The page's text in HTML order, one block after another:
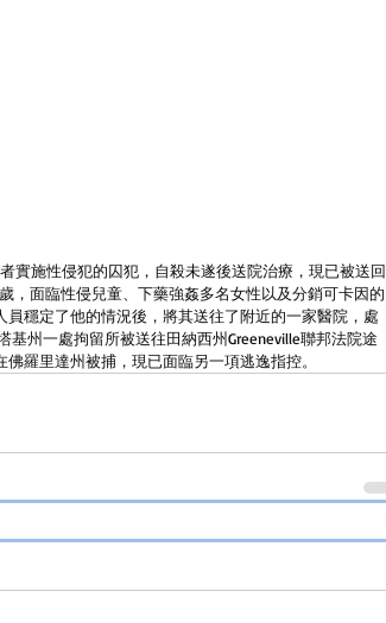
實施性侵犯的囚犯，自殺未遂後送院治療，現已被送回
，面臨性侵兒童、下藥強姦多名女性以及分銷可卡因的
穩定了他的情況後，將其送往了附近的一家醫院，處
基州一處拘留所被送往田納西州Greeneville聯邦法院途
羅里達州被捕，現已面臨另一項逃逸指控。